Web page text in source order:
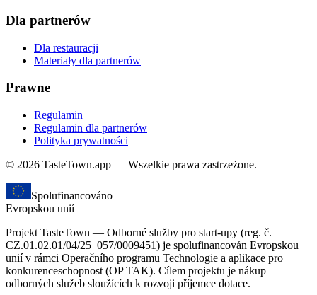
Dla partnerów
Dla restauracji
Materiały dla partnerów
Prawne
Regulamin
Regulamin dla partnerów
Polityka prywatności
© 2026 TasteTown.app — Wszelkie prawa zastrzeżone.
Spolufinancováno
Evropskou unií
Projekt TasteTown — Odborné služby pro start-upy (reg. č.
CZ.01.02.01/04/25_057/0009451) je spolufinancován Evropskou
unií v rámci Operačního programu Technologie a aplikace pro
konkurenceschopnost (OP TAK). Cílem projektu je nákup
odborných služeb sloužících k rozvoji příjemce dotace.